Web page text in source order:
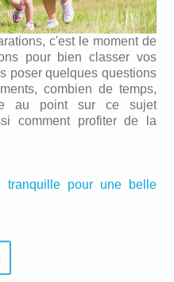
c'est le moment de
pour bien classer vos
poser quelques questions
combien de temps,
au point sur ce sujet
comment profiter de la
tranquille pour une belle